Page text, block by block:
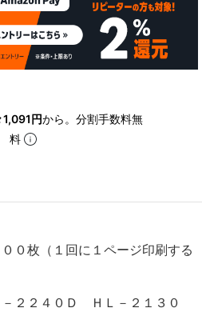
1,091円から。分割手数料無
料
０枚（１回に１ページ印刷する
２２４０Ｄ ＨＬ－２１３０